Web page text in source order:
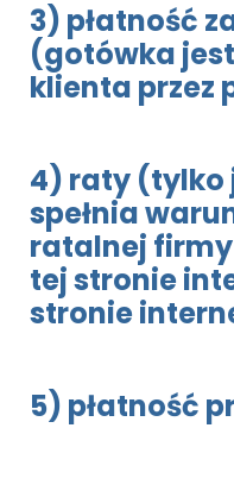
3) płatność
(gotówka
klienta przez
4) raty (tylko
spełnia
ratalnej
tej stronie
stronie
5) płatność